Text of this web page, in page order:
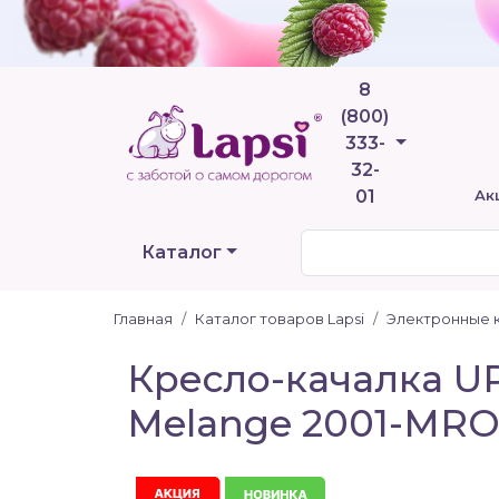
8
(800)
333-
32-
01
Телефоны
Каталог
Главная Каталог товаров Lapsi Электронные
Кресло-качалка
Melange 2001-